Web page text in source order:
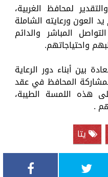
لمحافظ الغربية،
العون ورعايته الشاملة
المباشر والدائم
واحتياجاتهم.
بين أبناء دور الرعاية
المحافظ في عقد
هذه اللمسة الطيبة،
.
يتا